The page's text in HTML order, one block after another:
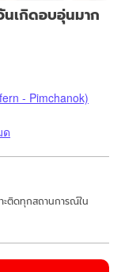
เกิดอบอุ่นมาก
- Pimchanok)
ด
ะติดทุกสถานการณ์ใน